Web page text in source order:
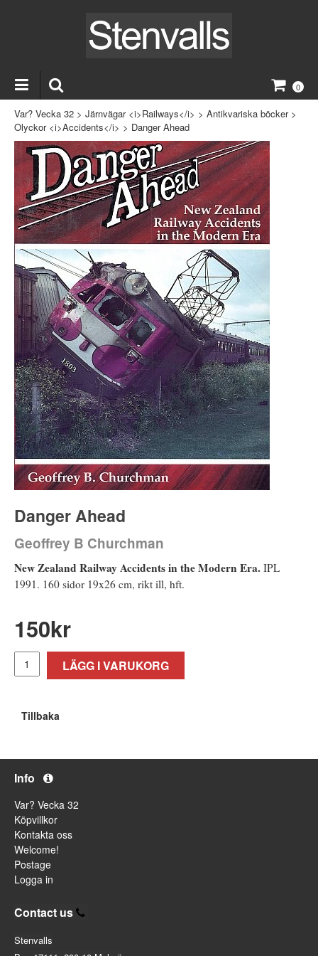
0
Var? Vecka 32 > Järnvägar <i>Railways</i> > Antikvariska böcker>
Olyckor <i>Accidents</i> > Danger Ahead
Danger Ahead
Geoffrey B Churchman
New Zealand Railway Accidents in the Modern Era. IPL
1991. 160 sidor 19x26 cm, rikt ill, hft.
150kr
LÄGG I VARUKORG
Tillbaka
Info
Var? Vecka 32
Köpvillkor
Kontakta oss
Welcome!
Postage
Logga in
Contact us
Stenvalls